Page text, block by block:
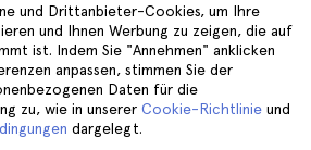
und Drittanbieter-Cookies, um Ihre
und Ihnen Werbung zu zeigen, die auf
ist. Indem Sie "Annehmen" anklicken
anpassen, stimmen Sie der
Daten für die
zu, wie in unserer Cookie-Richtlinie und
dargelegt.
Teneriffa
Folge uns auf